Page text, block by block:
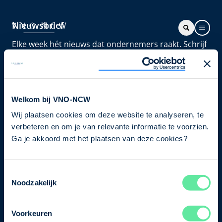
Welkom bij VNO-NCW
Wij plaatsen cookies om deze website te analyseren, te
verbeteren en om je van relevante informatie te voorzien.
Ga je akkoord met het plaatsen van deze cookies?
Noodzakelijk
Voorkeuren
Nieuwsbrief
Elke week hét nieuws dat ondernemers raakt. Schrijf
je nu in voor de VNO-NCW nieuwsbrief.
Schrijf je in
Direct naar
Ons verhaal
Bezuidenhoutseweg 12
T+31 70 349 03 49